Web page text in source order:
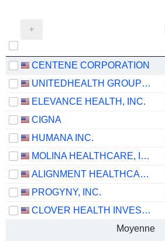
CENTENE CORPORATION
UNITEDHEALTH GROUP INC.
ELEVANCE HEALTH, INC.
CIGNA
HUMANA INC.
MOLINA HEALTHCARE, INC.
ALIGNMENT HEALTHCARE, INC.
PROGYNY, INC.
CLOVER HEALTH INVESTMENTS, CORP.
Moyenne